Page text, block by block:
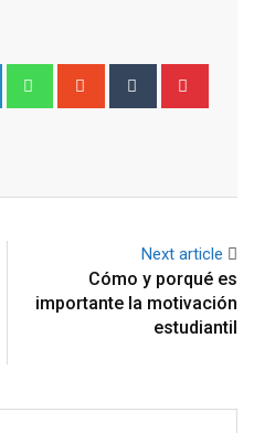
LinkedIn WhatsappStumbleUpon
Tumblr
Next article
Cómo y porqué es
importante la motivación
estudiantil